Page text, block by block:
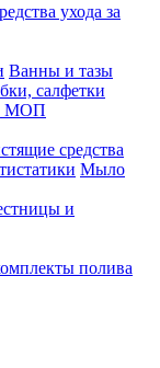
ухода за
Ванны и тазы
салфетки
МОП
средства
Мыло
и
полива